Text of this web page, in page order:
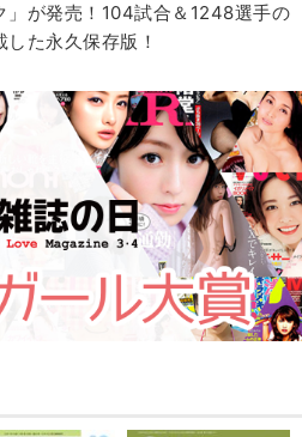
」が発売！104試合＆1248選手の
た永久保存版！